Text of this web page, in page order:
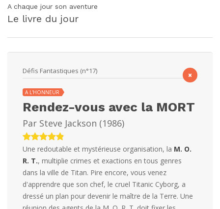
A chaque jour son aventure
Le livre du jour
×
Défis Fantastiques (n°17)
A L'HONNEUR
Rendez-vous avec la MORT
Par Steve Jackson (1986)
Une redoutable et mystérieuse organisation, la M. O.
R. T., multiplie crimes et exactions en tous genres
dans la ville de Titan. Pire encore, vous venez
d'apprendre que son chef, le cruel Titanic Cyborg, a
dressé un plan pour devenir le maître de la Terre. Une